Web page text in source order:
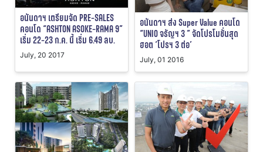
อนันดาฯ เตรียมจัด PRE-SALES
คอนโด “ASHTON ASOKE-RAMA 9”
เริ่ม 22-23 ก.ค. นี้ เริ่ม 6.49 ลบ.
July, 20 2017
อนันดาฯ ส่ง Super Value คอนโด
“UNIO จรัญฯ 3 ” จัดโปรโมชั่นสุด
ฮอต ‘โปรฯ 3 ต่อ’
July, 01 2016